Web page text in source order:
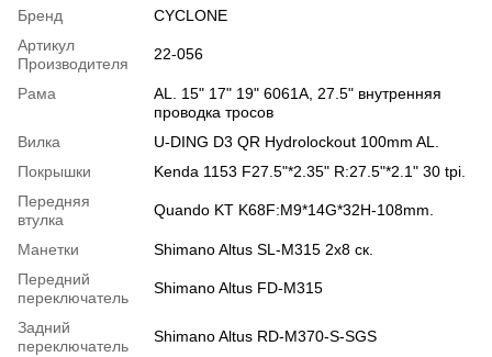
Бренд
CYCLONE
Артикул
Производителя
22-056
Рама
AL. 15" 17" 19" 6061A, 27.5" внутренняя
проводка тросов
Вилка
U-DING D3 QR Hydrolockout 100mm AL.
Покрышки
Kenda 1153 F27.5"*2.35" R:27.5"*2.1" 30 tpi.
Передняя
втулка
Quando KT K68F:M9*14G*32H-108mm.
Манетки
Shimano Altus SL-M315 2x8 ск.
Передний
переключатель
Shimano Altus FD-M315
Задний
переключатель
Shimano Altus RD-M370-S-SGS